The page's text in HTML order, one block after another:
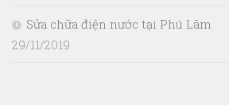
Sửa chữa điện nước tại Phú Lãm
29/11/2019